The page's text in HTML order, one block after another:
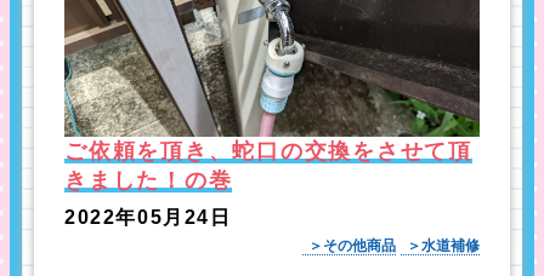
ご依頼を頂き、蛇口の交換をさせて頂
きました！の巻
2022年05月24日
その他商品 水道補修